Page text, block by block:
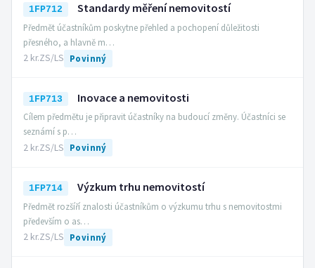
1FP712 Standardy měření nemovitostí
Předmět účastníkům poskytne přehled a pochopení důležitosti
přesného, a hlavně m…
2 kr.ZS/LS Povinný
1FP713 Inovace a nemovitosti
Cílem předmětu je připravit účastníky na budoucí změny. Účastníci se
seznámí s p…
2 kr.ZS/LS Povinný
1FP714 Výzkum trhu nemovitostí
Předmět rozšíří znalosti účastníkům o výzkumu trhu s nemovitostmi
především o as…
2 kr.ZS/LS Povinný